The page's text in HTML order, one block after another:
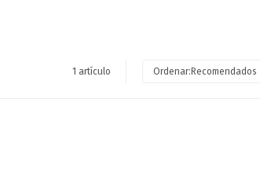
1 artículo Recomendados